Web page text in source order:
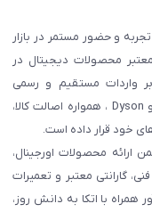
تجربه و حضور مستمر در بازار
معتبر محصولات دیجیتال در
واردات مستقیم و رسمی
محصولات برندهای مطرح جهانی نظیر JBL ، HP و Dyson ، همواره اصالت کالا،
خود قرار داده است.
ارائه محصولات اورجینال،
گارانتی معتبر و تعمیرات
همراه با اتکا به دانش روز،